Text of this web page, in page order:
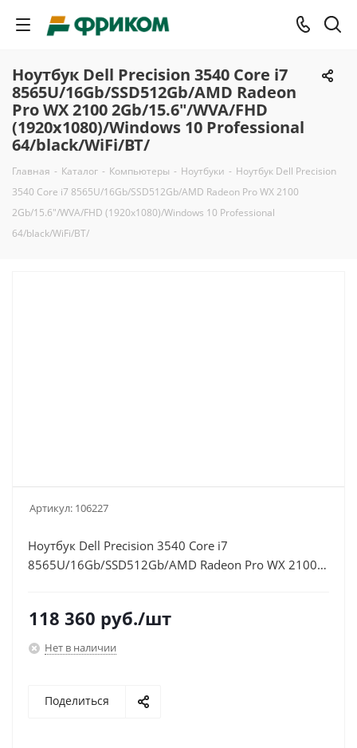
Ноутбук Dell Precision 3540 Core i7
8565U/16Gb/SSD512Gb/AMD Radeon
Pro WX 2100 2Gb/15.6"/WVA/FHD
(1920x1080)/Windows 10 Professional
64/black/WiFi/BT/
Главная - Каталог - Компьютеры - Ноутбуки - Ноутбук Dell Precision
3540 Core i7 8565U/16Gb/SSD512Gb/AMD Radeon Pro WX 2100
2Gb/15.6"/WVA/FHD (1920x1080)/Windows 10 Professional
64/black/WiFi/BT/
Артикул: 106227
Ноутбук Dell Precision 3540 Core i7
8565U/16Gb/SSD512Gb/AMD Radeon Pro WX 2100
118 360 руб./шт
Нет в наличии
Поделиться